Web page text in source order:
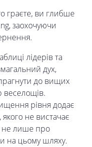
граєте, ви глибше
заохочуючи
лідерів та
дух,
до вищих
веселощів.
рівня додає
якого не вистачає
не лише про
на цьому шляху.